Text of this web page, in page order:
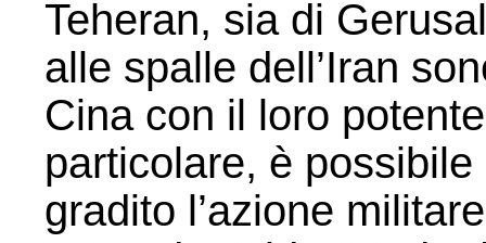
Teheran, sia di
alle spalle dell’Iran
Cina con il loro
particolare, è
gradito l’azione